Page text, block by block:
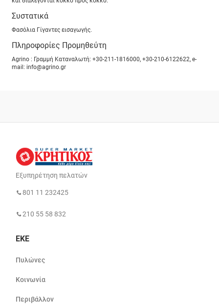
Συστατικά
Φασόλια Γίγαντες εισαγωγής.
Πληροφορίες Προμηθεύτη
Agrino : Γραμμή Καταναλωτή: +30-211-1816000, +30-210-6122622, e-
mail: info@agrino.gr
Εξυπηρέτηση πελατών
801 11 232425
210 55 58 832
ΕΚΕ
Πυλώνες
Κοινωνία
Περιβάλλον